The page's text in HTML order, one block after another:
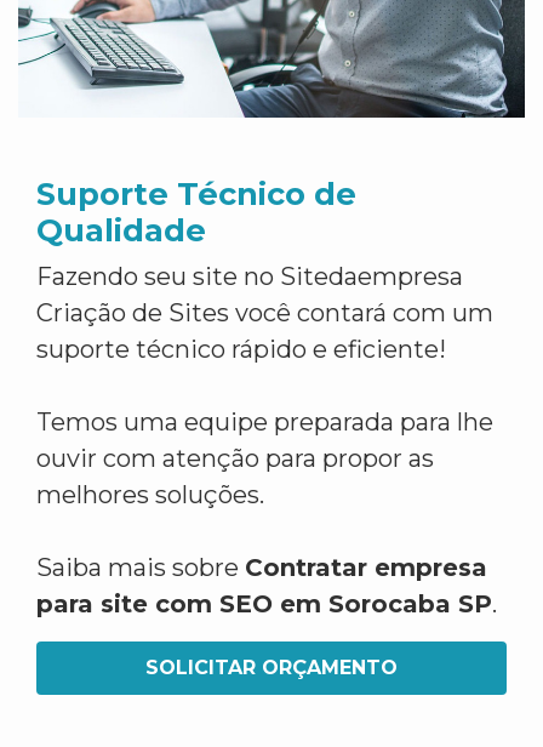
Suporte Técnico de
Qualidade
Fazendo seu site no Sitedaempresa
Criação de Sites você contará com um
suporte técnico rápido e eficiente!
Temos uma equipe preparada para lhe
ouvir com atenção para propor as
melhores soluções.
Saiba mais sobre Contratar empresa
para site com SEO em Sorocaba SP.
SOLICITAR ORÇAMENTO